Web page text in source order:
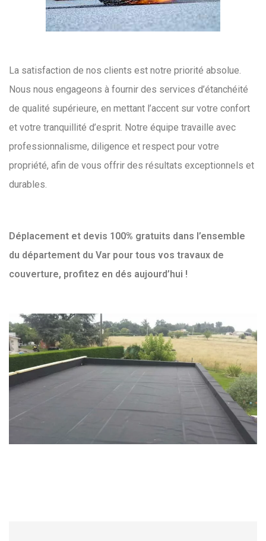
La satisfaction de nos clients est notre priorité absolue.
Nous nous engageons à fournir des services d’étanchéité
de qualité supérieure, en mettant l’accent sur votre confort
et votre tranquillité d’esprit. Notre équipe travaille avec
professionnalisme, diligence et respect pour votre
propriété, afin de vous offrir des résultats exceptionnels et
durables.
Déplacement et devis 100% gratuits dans l’ensemble
du département du Var pour tous vos travaux de
couverture, profitez en dés aujourd’hui !